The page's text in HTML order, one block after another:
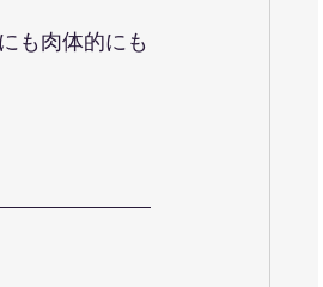
も肉体的にも